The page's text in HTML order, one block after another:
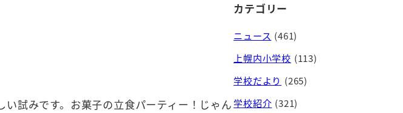
試みです。お菓子の立食パーティー！じゃん
カテゴリー
ニュース (461)
上幌内小学校 (113)
学校だより (265)
学校紹介 (321)